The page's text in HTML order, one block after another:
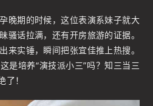
晚期的时候，这位表演系妹子就大
骚话拉满，还有开房旅游的证据。
来实锤，瞬间把张宜佳推上热搜。
是培养“演技派小三”吗？知三当三
！